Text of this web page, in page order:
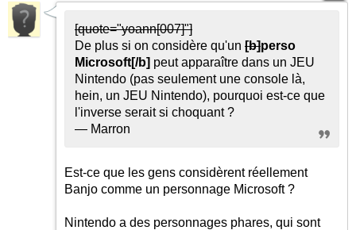
[quote="yoann[007]"]
De plus si on considère qu'un [b]perso
Microsoft[/b] peut apparaître dans un JEU
Nintendo (pas seulement une console là,
hein, un JEU Nintendo), pourquoi est-ce que
l'inverse serait si choquant ?
— Marron
Est-ce que les gens considèrent réellement
Banjo comme un personnage Microsoft ?
Nintendo a des personnages phares, qui sont